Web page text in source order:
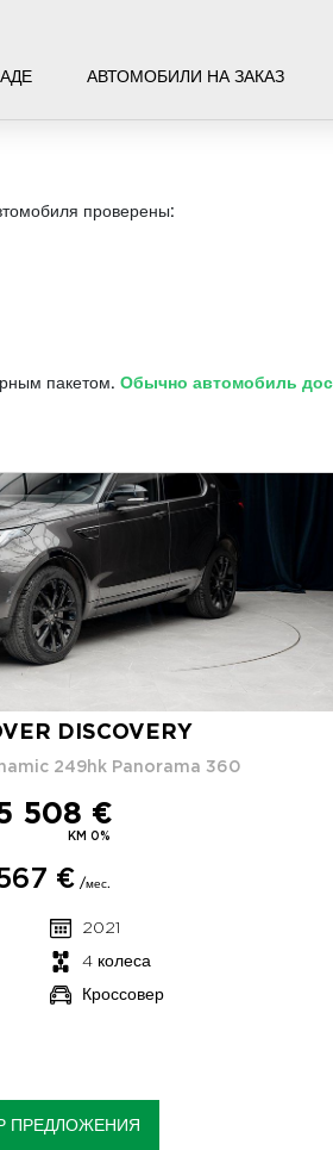
АВТОМОБИЛИ НА ЗАКАЗ
проверены:
пакетом. Обычно автомобиль
DISCOVERY
249hk Panorama 360
508 €
KM 0%
€ /мес.
2021
4 колеса
Кроссовер
ПРЕДЛОЖЕНИЯ